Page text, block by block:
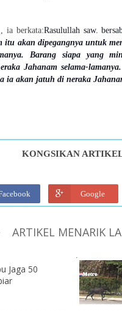
ia berkata:Rasulullah saw.
itu akan dipegangnya untuk
Barang siapa yang
Jahanam selama-
akan jatuh di neraka
KONGSIKAN
Google
ARTIKEL MENARIK
Jaga 50